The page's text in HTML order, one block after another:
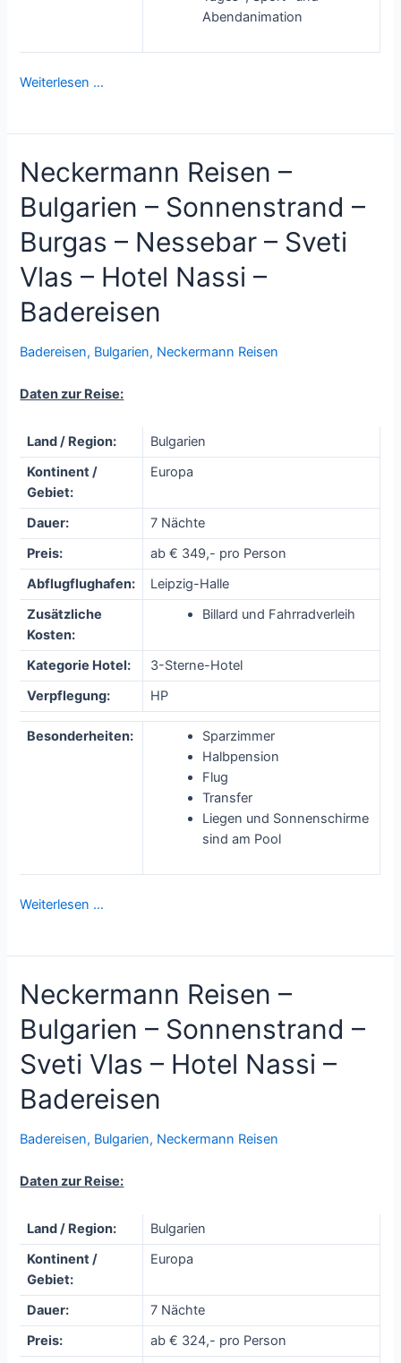
Abendanimation
Weiterlesen …
Neckermann Reisen –
Bulgarien – Sonnenstrand –
Burgas – Nessebar – Sveti
Vlas – Hotel Nassi –
Badereisen
Badereisen, Bulgarien, Neckermann Reisen
Daten zur Reise:
Land / Region:
Bulgarien
Kontinent /
Gebiet:
Europa
Dauer:
7 Nächte
Preis:
ab € 349,- pro Person
Abflugflughafen:
Leipzig-Halle
Zusätzliche
Kosten:
Billard und Fahrradverleih
Kategorie Hotel:
3-Sterne-Hotel
Verpflegung:
HP
Besonderheiten:
Sparzimmer
Halbpension
Flug
Transfer
Liegen und Sonnenschirme
sind am Pool
Weiterlesen …
Neckermann Reisen –
Bulgarien – Sonnenstrand –
Sveti Vlas – Hotel Nassi –
Badereisen
Badereisen, Bulgarien, Neckermann Reisen
Daten zur Reise:
Land / Region:
Bulgarien
Kontinent /
Gebiet:
Europa
Dauer:
7 Nächte
Preis:
ab € 324,- pro Person